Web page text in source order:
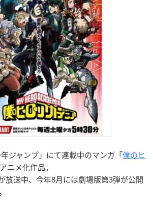
ジャンプ」にて連載中のマンガ「僕のヒ
ニメ化作品。
放送中、今年8月には劇場版第3弾が公開